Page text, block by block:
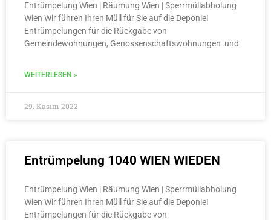
Entrümpelung Wien | Räumung Wien | Sperrmüllabholung
Wien Wir führen Ihren Müll für Sie auf die Deponie!
Entrümpelungen für die Rückgabe von
Gemeindewohnungen, Genossenschaftswohnungen und
WEITERLESEN »
29. Kasım 2022
Entrümpelung 1040 WIEN WIEDEN
Entrümpelung Wien | Räumung Wien | Sperrmüllabholung
Wien Wir führen Ihren Müll für Sie auf die Deponie!
Entrümpelungen für die Rückgabe von